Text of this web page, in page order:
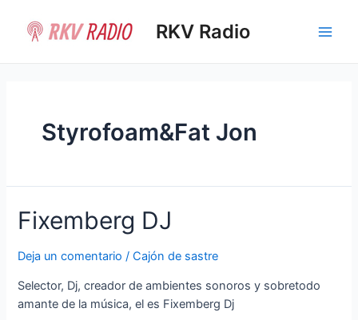
contenido
RKV Radio
Styrofoam&Fat Jon
Fixemberg DJ
Deja un comentario /Cajón de sastre
Selector, Dj, creador de ambientes sonoros y sobretodo
amante de la música, el es Fixemberg Dj